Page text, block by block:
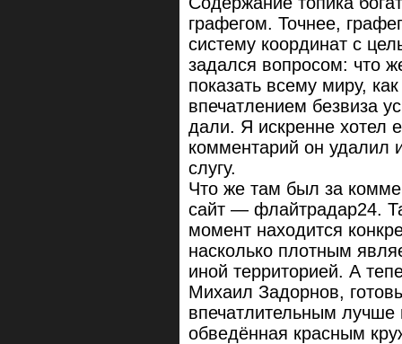
графегом. Точнее,
систему координат с
задался вопросом: что
показать всему миру,
впечатлением безвиза
дали. Я искренне хотел
комментарий он удалил
слугу.
Что же там был за
сайт — флайтрадар24.
момент находится
насколько плотным
иной территорией. А
Михаил Задорнов,
впечатлительным лучше
обведённая красным